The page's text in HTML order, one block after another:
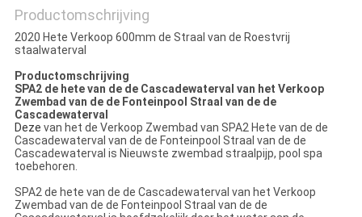
Productomschrijving
2020 Hete Verkoop 600mm de Straal van de Roestvrij
staalwaterval
Productomschrijving
SPA2 de hete van de de Cascadewaterval van het Verkoop
Zwembad van de de Fonteinpool Straal van de de
Cascadewaterval
Deze van het de Verkoop Zwembad van SPA2 Hete van de de
Cascadewaterval van de de Fonteinpool Straal van de de
Cascadewaterval is Nieuwste zwembad straalpijp, pool spa
toebehoren.
SPA2 de hete van de de Cascadewaterval van het Verkoop
Zwembad van de de Fonteinpool Straal van de de